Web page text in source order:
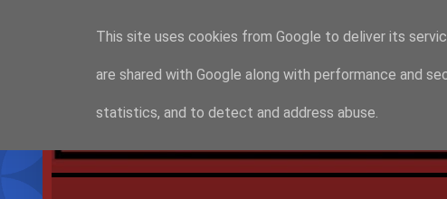
This site uses cookies from Google to deliver its
are shared with Google along with performance and
statistics, and to detect and address abuse.